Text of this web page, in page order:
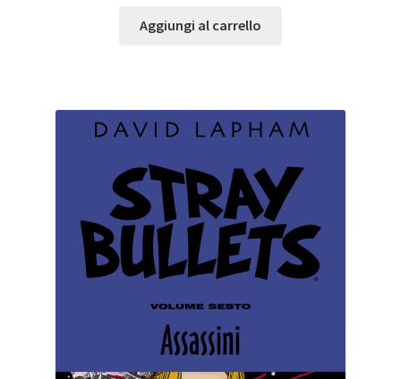
Aggiungi al carrello